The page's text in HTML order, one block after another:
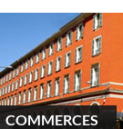
COMMERCES